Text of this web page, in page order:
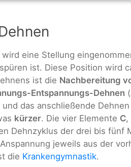
wird eine Stellung
ist. Diese Position wird
ist die Nachbereitung
Entspannungs-Dehnen (
und das anschließende
kürzer. Die vier Elemente C,
Dehnzyklus der drei bis fünf
jeweils aus der
die Krankengymnastik.